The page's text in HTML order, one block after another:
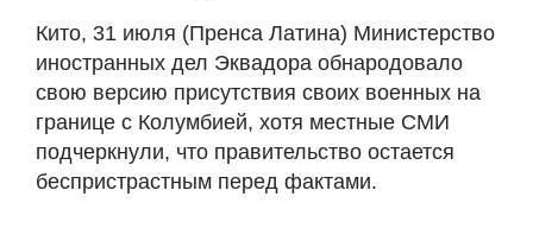
Кито, 31 июля (Пренса Латина) Министерство
иностранных дел Эквадора обнародовало
свою версию присутствия своих военных на
границе с Колумбией, хотя местные СМИ
подчеркнули, что правительство остается
беспристрастным перед фактами.